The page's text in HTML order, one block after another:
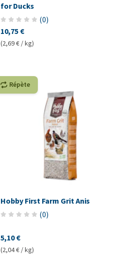
for Ducks
(0)
10,75 €
(2,69 € / kg)
Répète
Hobby First Farm Grit Anis
(0)
5,10 €
(2,04 € / kg)